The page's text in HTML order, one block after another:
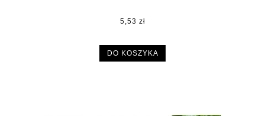
5,53 zł
DO KOSZYKA